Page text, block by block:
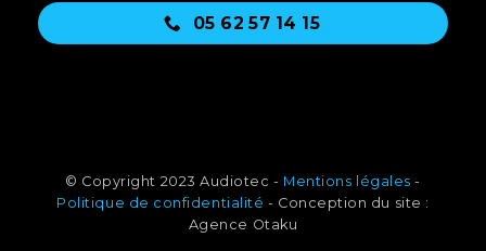
05 62 57 14 15
© Copyright 2023 Audiotec - Mentions légales -
Politique de confidentialité - Conception du site :
Agence Otaku